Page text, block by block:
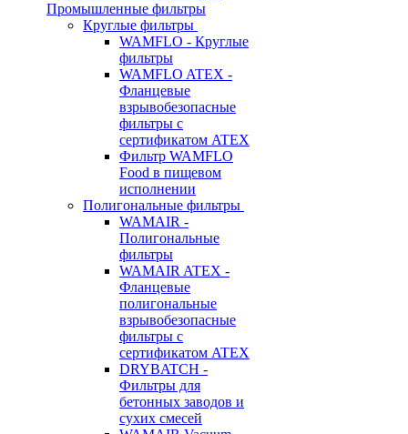
Промышленные фильтры
Круглые фильтры
WAMFLO - Круглые
фильтры
WAMFLO ATEX -
Фланцевые
взрывобезопасные
фильтры с
сертификатом ATEX
Фильтр WAMFLO
Food в пищевом
исполнении
Полигональные фильтры
WAMAIR -
Полигональные
фильтры
WAMAIR ATEX -
Фланцевые
полигональные
взрывобезопасные
фильтры с
сертификатом ATEX
DRYBATCH -
Фильтры для
бетонных заводов и
сухих смесей